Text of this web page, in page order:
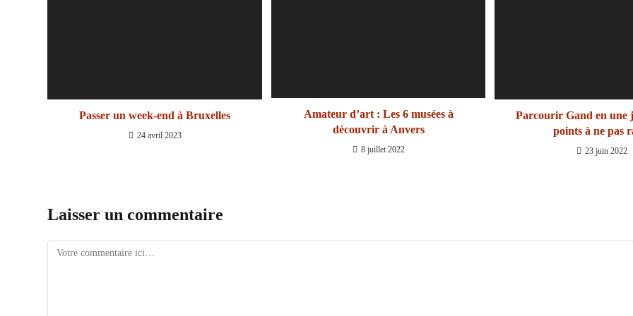
Passer un week-end à Bruxelles
24 avril 2023
Amateur d’art : Les 6 musées à
découvrir à Anvers
8 juillet 2022
Parcourir Gand en une
points à ne pas
23 juin 2022
Laisser un commentaire